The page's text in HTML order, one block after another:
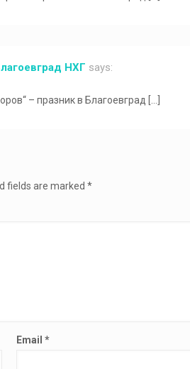
НХГ says:
– празник в Благоевград […]
fields are marked*
Email*